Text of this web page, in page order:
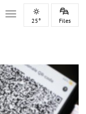
Toggle navigation
25° Files